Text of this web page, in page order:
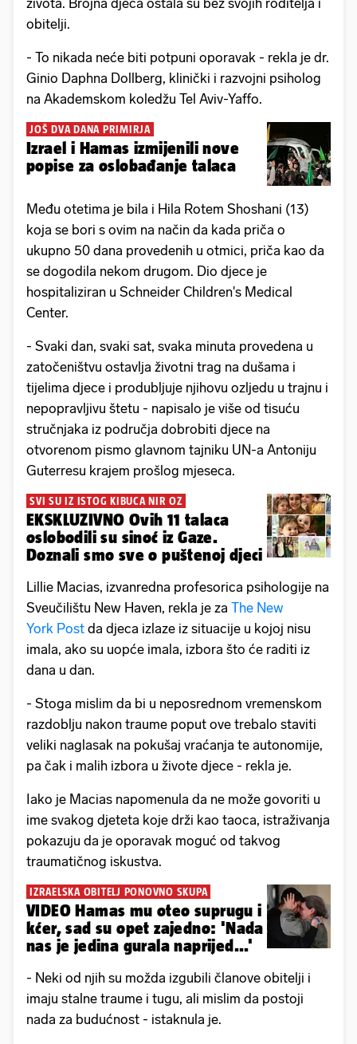
života. Brojna djeca ostala su bez svojih roditelja i
obitelji.
- To nikada neće biti potpuni oporavak - rekla je dr.
Ginio Daphna Dollberg, klinički i razvojni psiholog
na Akademskom koledžu Tel Aviv-Yaffo.
JOŠ DVA DANA PRIMIRJA
Izrael i Hamas izmijenili nove
popise za oslobađanje talaca
Među otetima je bila i Hila Rotem Shoshani (13)
koja se bori s ovim na način da kada priča o
ukupno 50 dana provedenih u otmici, priča kao da
se dogodila nekom drugom. Dio djece je
hospitaliziran u Schneider Children's Medical
Center.
- Svaki dan, svaki sat, svaka minuta provedena u
zatočeništvu ostavlja životni trag na dušama i
tijelima djece i produbljuje njihovu ozljedu u trajnu i
nepopravljivu štetu - napisalo je više od tisuću
stručnjaka iz područja dobrobiti djece na
otvorenom pismo glavnom tajniku UN-a Antoniju
Guterresu krajem prošlog mjeseca.
SVI SU IZ ISTOG KIBUCA NIR OZ
EKSKLUZIVNO Ovih 11 talaca
oslobodili su sinoć iz Gaze.
Doznali smo sve o puštenoj djeci
Lillie Macias, izvanredna profesorica psihologije na
Sveučilištu New Haven, rekla je za The New
York Post da djeca izlaze iz situacije u kojoj nisu
imala, ako su uopće imala, izbora što će raditi iz
dana u dan.
- Stoga mislim da bi u neposrednom vremenskom
razdoblju nakon traume poput ove trebalo staviti
veliki naglasak na pokušaj vraćanja te autonomije,
pa čak i malih izbora u živote djece - rekla je.
Iako je Macias napomenula da ne može govoriti u
ime svakog djeteta koje drži kao taoca, istraživanja
pokazuju da je oporavak moguć od takvog
traumatičnog iskustva.
IZRAELSKA OBITELJ PONOVNO SKUPA
VIDEO Hamas mu oteo suprugu i
kćer, sad su opet zajedno: 'Nada
nas je jedina gurala naprijed...'
- Neki od njih su možda izgubili članove obitelji i
imaju stalne traume i tugu, ali mislim da postoji
nada za budućnost - istaknula je.